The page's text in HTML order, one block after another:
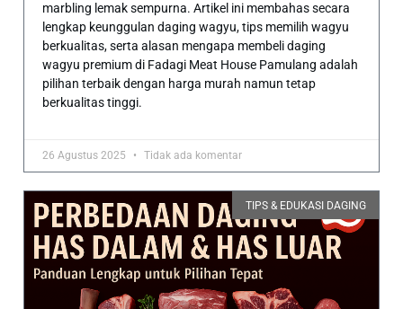
marbling lemak sempurna. Artikel ini membahas secara
lengkap keunggulan daging wagyu, tips memilih wagyu
berkualitas, serta alasan mengapa membeli daging
wagyu premium di Fadagi Meat House Pamulang adalah
pilihan terbaik dengan harga murah namun tetap
berkualitas tinggi.
26 Agustus 2025 Tidak ada komentar
TIPS & EDUKASI DAGING